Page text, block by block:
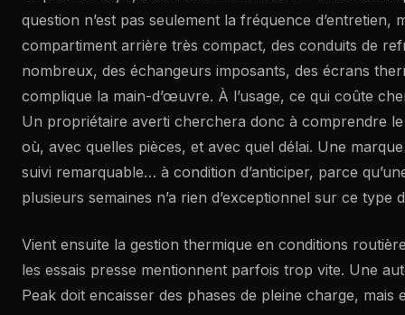
question n’est pas seulement la fréquence d’entretien,
compartiment arrière très compact, des conduits de
nombreux, des échangeurs imposants, des écrans
complique la main-d’œuvre. À l’usage, ce qui coûte
Un propriétaire averti cherchera donc à comprendre
où, avec quelles pièces, et avec quel délai. Une
suivi remarquable… à condition d’anticiper, parce
plusieurs semaines n’a rien d’exceptionnel sur ce type
Vient ensuite la gestion thermique en conditions
les essais presse mentionnent parfois trop vite. Une
Peak doit encaisser des phases de pleine charge, mais